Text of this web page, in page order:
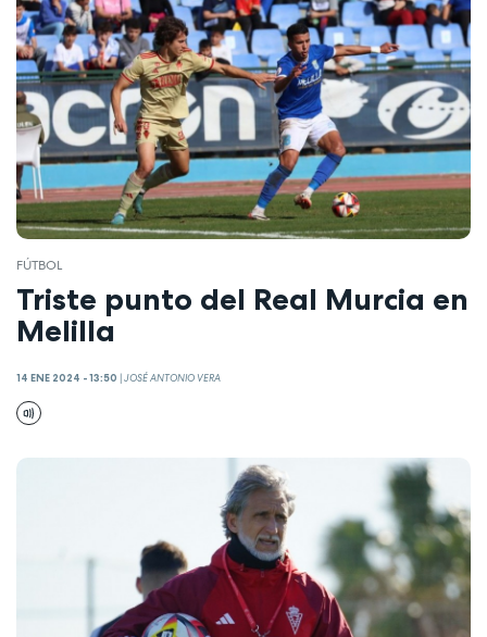
FÚTBOL
Triste punto del Real Murcia en
Melilla
14 ENE 2024 - 13:50 JOSÉ ANTONIO VERA